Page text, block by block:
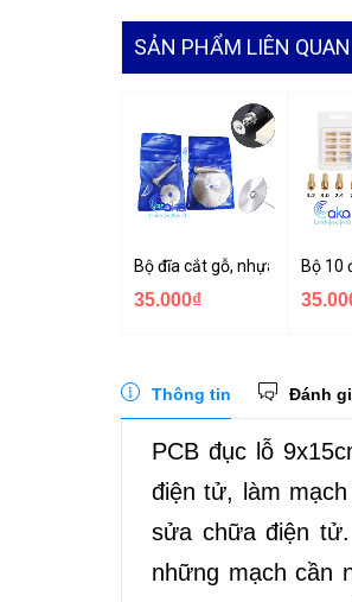
SẢN PHẨM LIÊN QUAN
Bộ đĩa cắt gỗ, nhựa, mica,
35.000₫
Bộ 10
Thông tin Đánh
PCB đục lỗ
điện tử, làm
sửa chữa điện
những mạch cần